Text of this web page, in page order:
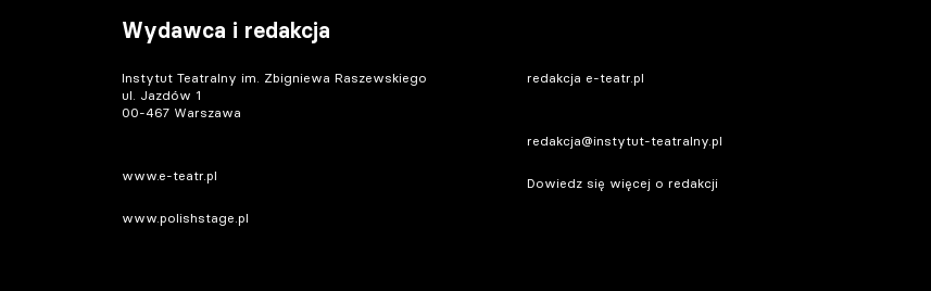
Wydawca i redakcja
Instytut Teatralny im. Zbigniewa Raszewskiego
ul. Jazdów 1
00-467 Warszawa
www.e-teatr.pl
www.polishstage.pl
redakcja e-teatr.pl
redakcja@instytut-teatralny.pl
Dowiedz się więcej o redakcji